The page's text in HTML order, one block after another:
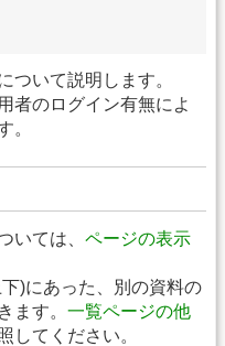
ついて説明します。
者のログイン有無によ
。
いては、 ページの表示
)にあった、別の資料の
ます。 一覧ページの他
してください。